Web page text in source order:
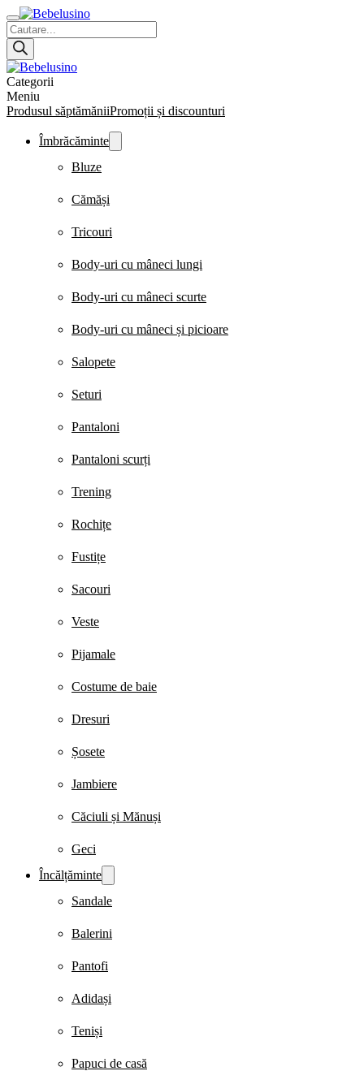
Products
search
Categorii
Meniu
Produsul săptămăniiPromoții și discounturi
Îmbrăcăminte
Bluze
Cămăși
Tricouri
Body-uri cu mâneci lungi
Body-uri cu mâneci scurte
Body-uri cu mâneci și picioare
Salopete
Seturi
Pantaloni
Pantaloni scurți
Trening
Rochițe
Fustițe
Sacouri
Veste
Pijamale
Costume de baie
Dresuri
Șosete
Jambiere
Căciuli și Mănuși
Geci
Încălțăminte
Sandale
Balerini
Pantofi
Adidași
Teniși
Papuci de casă